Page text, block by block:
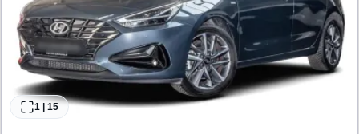
1 15